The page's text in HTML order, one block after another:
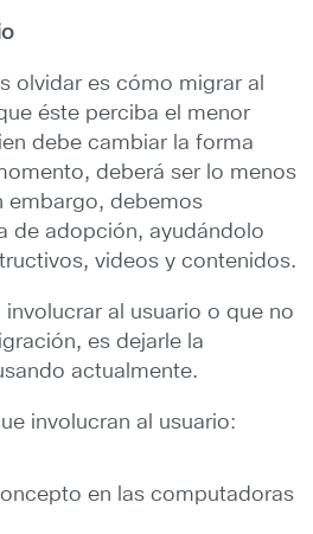
olvidar es cómo migrar al
éste perciba el menor
debe cambiar la forma
deberá ser lo menos
embargo, debemos
de adopción, ayudándolo
videos y contenidos.
al usuario o que no
es dejarle la
actualmente.
involucran al usuario:
en las computadoras